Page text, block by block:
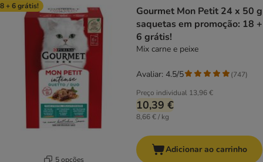
+ 6 grátis!
5 opções
Gourmet Mon Petit 24 x 50 g
saquetas em promoção: 18 +
6 grátis!
Mix carne e peixe
Preço individual 13,96 €
10,39 €
8,66 € / kg
Avaliar: 4.5/5 (747)
Adicionar ao carrinho